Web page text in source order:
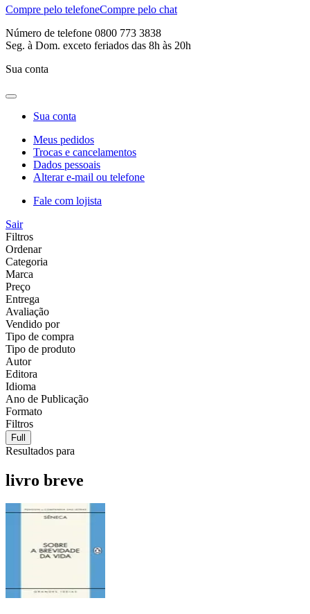
Compre pelo telefoneCompre pelo chat
Número de telefone 0800 773 3838
Seg. à Dom. exceto feriados das 8h às 20h
Sua conta
Sua conta
Meus pedidos
Trocas e cancelamentos
Dados pessoais
Alterar e-mail ou telefone
Fale com lojista
Sair
Filtros
Ordenar
Categoria
Marca
Preço
Entrega
Avaliação
Vendido por
Tipo de compra
Tipo de produto
Autor
Editora
Idioma
Ano de Publicação
Formato
Filtros
Full
Resultados para
livro breve